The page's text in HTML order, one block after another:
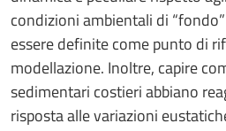
condizioni ambientali di
essere definite come punto di
modellazione. Inoltre, capire
sedimentari costieri abbiano
risposta alle variazioni